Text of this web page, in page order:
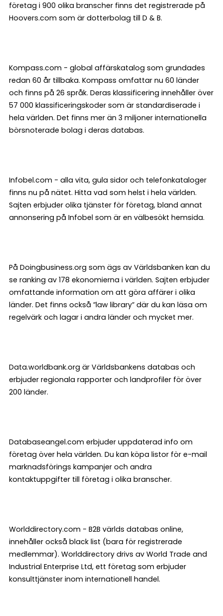
företag i 900 olika branscher finns det registrerade på
Hoovers.com som är dotterbolag till D & B.
Kompass.com - global affärskatalog som grundades
redan 60 år tillbaka. Kompass omfattar nu 60 länder
och finns på 26 språk. Deras klassificering innehåller över
57 000 klassificeringskoder som är standardiserade i
hela världen. Det finns mer än 3 miljoner internationella
börsnoterade bolag i deras databas.
Infobel.com - alla vita, gula sidor och telefonkataloger
finns nu på nätet. Hitta vad som helst i hela världen.
Sajten erbjuder olika tjänster för företag, bland annat
annonsering på Infobel som är en välbesökt hemsida.
På Doingbusiness.org som ägs av Världsbanken kan du
se ranking av 178 ekonomierna i världen. Sajten erbjuder
omfattande information om att göra affärer i olika
länder. Det finns också ”law library” där du kan läsa om
regelvärk och lagar i andra länder och mycket mer.
Data.worldbank.org är Världsbankens databas och
erbjuder regionala rapporter och landprofiler för över
200 länder.
Databaseangel.com erbjuder uppdaterad info om
företag över hela världen. Du kan köpa listor för e-mail
marknadsförings kampanjer och andra
kontaktuppgifter till företag i olika branscher.
Worlddirectory.com - B2B världs databas online,
innehåller också black list (bara för registrerade
medlemmar). Worlddirectory drivs av World Trade and
Industrial Enterprise Ltd, ett företag som erbjuder
konsulttjänster inom internationell handel.